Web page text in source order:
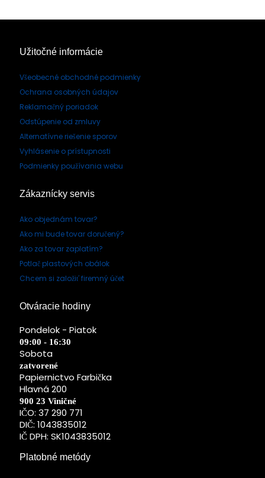
Užitočné informácie
Všeobecné obchodné podmienky
Ochrana osobných údajov
Reklamačný poriadok
Odstúpenie od zmluvy
Alternatívne riešenie sporov
Vyhlásenie o prístupnosti
Podmienky používania webu
Zákaznícky servis
Ako objednám tovar?
Ako mi bude tovar doručený?
Ako za tovar zaplatím?
Potlač plastových obálok
Chcem si založiť firemný účet
Otváracie hodiny
Pondelok - Piatok
09:00 - 16:30
Sobota
zatvorené
Papiernictvo Farbička
Hlavná 200
900 23 Viničné
IČO: 37 290 771
DIČ: 1043835012
IČ DPH: SK1043835012
Platobné metódy